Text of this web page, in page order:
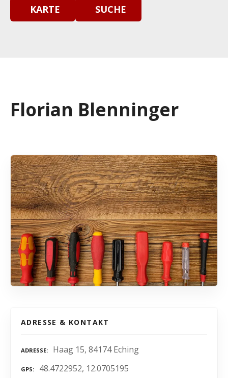
KARTE SUCHE
Florian Blenninger
ADRESSE & KONTAKT
ADRESSE Haag 15, 84174 Eching
GPS 48.4722952, 12.0705195